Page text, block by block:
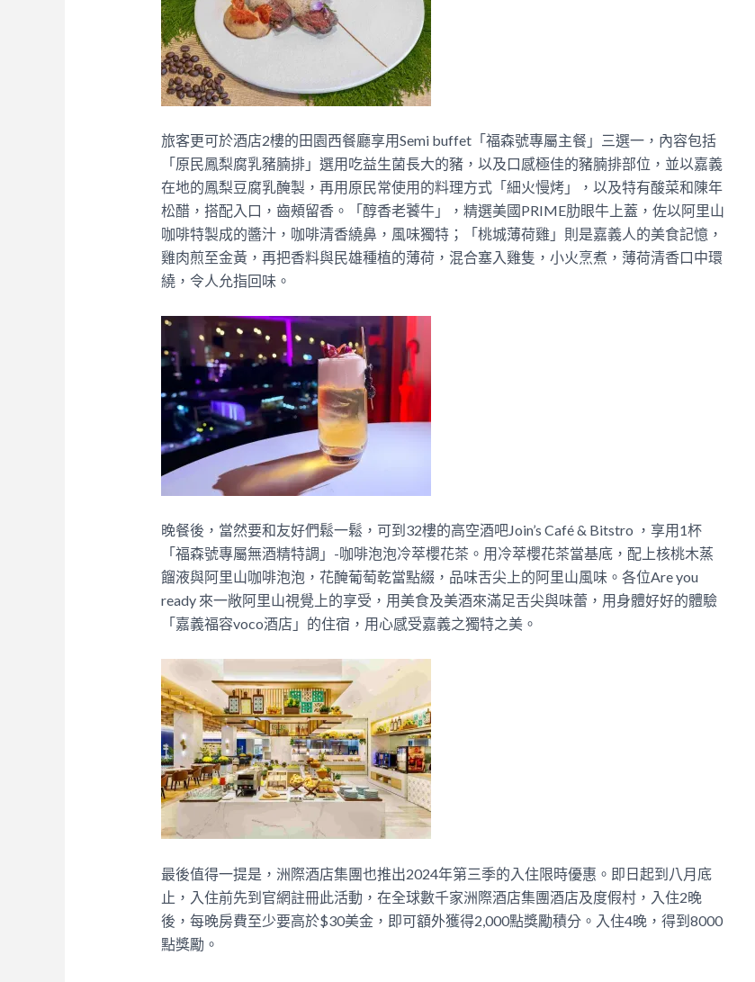
旅客更可於酒店2樓的田園西餐廳享用Semi buffet「福森號專屬主餐」三選一，內容包括
「原民鳳梨腐乳豬腩排」選用吃益生菌長大的豬，以及口感極佳的豬腩排部位，並以嘉義
在地的鳳梨豆腐乳醃製，再用原民常使用的料理方式「細火慢烤」，以及特有酸菜和陳年
松醋，搭配入口，齒頰留香。
「醇香老饕牛」，精選美國PRIME肋眼牛上蓋，佐以阿里山
咖啡特製成的醬汁，咖啡清香繞鼻，風味獨特；「桃城薄荷雞」則是嘉義人的美食記憶，
雞肉煎至金黃，再把香料與民雄種植的薄荷，混合塞入雞隻，小火烹煮，薄荷清香口中環
繞，令人允指回味。
晚餐後，當然要和友好們鬆一鬆，可到32樓的高空酒吧Join’s Café & Bitstro ，享用1杯
「福森號專屬無酒精特調」-咖啡泡泡冷萃櫻花茶。用冷萃櫻花茶當基底，配上核桃木蒸
餾液與阿里山咖啡泡泡，花醃葡萄乾當點綴，品味舌尖上的阿里山風味。 各位Are you
ready 來一敞阿里山視覺上的享受，用美食及美酒來滿足舌尖與味蕾，用身體好好的體驗
「嘉義福容voco酒店」的住宿，用心感受嘉義之獨特之美。
最後值得一提是，洲際酒店集團也推出2024年第三季的入住限時優惠。即日起到八月底
止，入住前先到官網註冊此活動，在全球數千家洲際酒店集團酒店及度假村，入住2晚
後，每晚房費至少要高於$30美金，即可額外獲得2,000點獎勵積分。入住4晚，得到8000
點獎勵。